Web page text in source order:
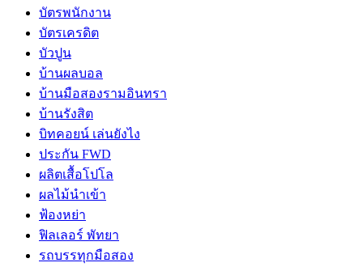
บัตรพนักงาน
บัตรเครดิต
บัวปูน
บ้านผลบอล
บ้านมือสองรามอินทรา
บ้านรังสิต
บิทคอยน์ เล่นยังไง
ประกัน FWD
ผลิตเสื้อโปโล
ผลไม้นำเข้า
ฟ้องหย่า
ฟิลเลอร์ พัทยา
รถบรรทุกมือสอง